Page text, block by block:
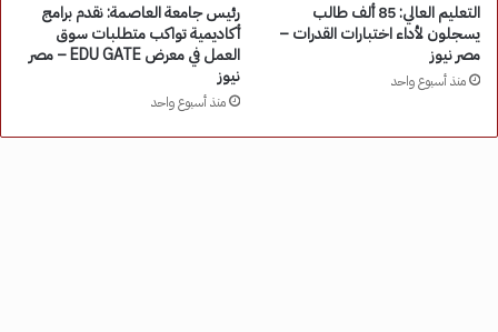
التعليم العالي: 85 ألف طالب
يسجلون لأداء اختبارات القدرات –
مصر نيوز
منذ أسبوع واحد
رئيس جامعة العاصمة: نقدم برامج
أكاديمية تواكب متطلبات سوق
العمل في معرض EDU GATE – مصر
نيوز
منذ أسبوع واحد